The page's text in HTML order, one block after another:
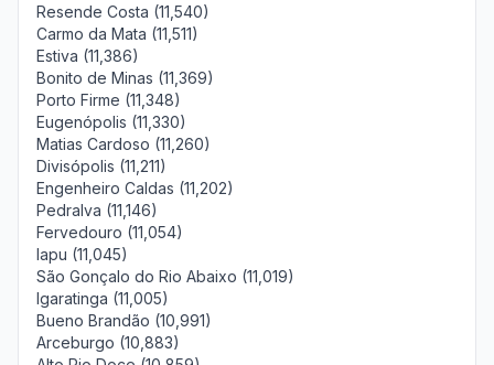
Resende Costa (11,540)
Carmo da Mata (11,511)
Estiva (11,386)
Bonito de Minas (11,369)
Porto Firme (11,348)
Eugenópolis (11,330)
Matias Cardoso (11,260)
Divisópolis (11,211)
Engenheiro Caldas (11,202)
Pedralva (11,146)
Fervedouro (11,054)
Iapu (11,045)
São Gonçalo do Rio Abaixo (11,019)
Igaratinga (11,005)
Bueno Brandão (10,991)
Arceburgo (10,883)